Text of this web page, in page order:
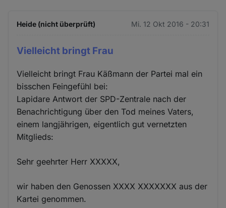
Heide (nicht überprüft) Mi. 12 Okt 2016 - 20:31
Vielleicht bringt Frau
Vielleicht bringt Frau Käßmann der Partei mal ein
bisschen Feingefühl bei:
Lapidare Antwort der SPD-Zentrale nach der
Benachrichtigung über den Tod meines Vaters,
einem langjährigen, eigentlich gut vernetzten
Mitglieds:
Sehr geehrter Herr XXXXX,
wir haben den Genossen XXXX XXXXXXX aus der
Kartei genommen.